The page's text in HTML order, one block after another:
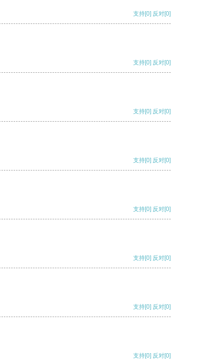
支持[0] 反对[0]
支持[0] 反对[0]
支持[0] 反对[0]
支持[0] 反对[0]
支持[0] 反对[0]
支持[0] 反对[0]
支持[0] 反对[0]
支持[0] 反对[0]